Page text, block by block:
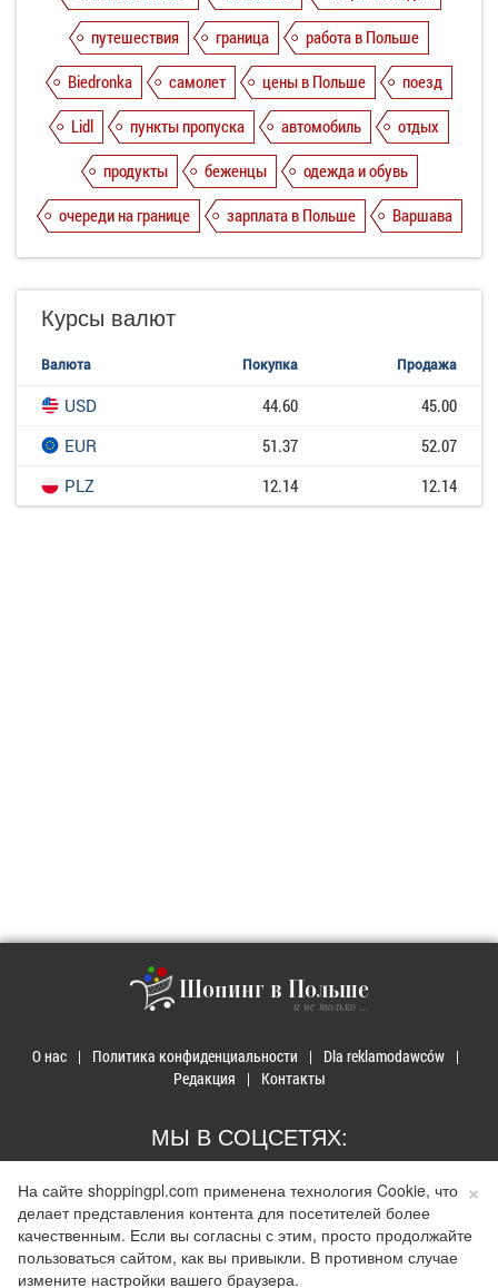
путешествия
граница
работа в Польше
Biedronka
самолет цены в Польше
поезд
Lidl
пункты пропуска автомобиль
отдых
продукты
беженцы
одежда и обувь
очереди на границе
зарплата в Польше Варшава
Курсы валют
Валюта Покупка Продажа
USD 44.60
45.00
EUR
51.37
52.07
PLZ
12.14 12.14
Шопинг в Польше
и не только ...
О нас Политика конфиденциальности
Dla reklamodawców
Редакция
Контакты
МЫ В СОЦСЕТЯХ:
© 2026 Покупки в Польше. Developed byRealnet.cf.Depositphotos
Использование материалов допускается только при наличии активной ссылки на
×
На сайте shoppingpl.com применена технология Cookie, что
делает представления контента для посетителей более
качественным. Если вы согласны с этим, просто продолжайте
пользоваться сайтом, как вы привыкли. В противном случае
измените настройки вашего браузера.